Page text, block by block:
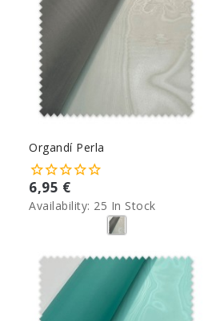
Organdí Perla
6,95 €
Availability: 25 In Stock